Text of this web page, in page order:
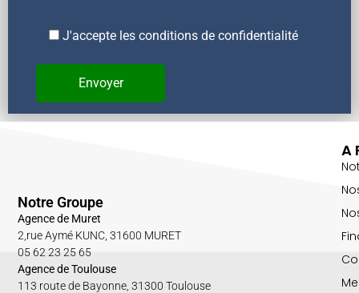
J'accepte les conditions de confidentialité
A
Notre Groupe
Agence de Muret
2,rue Aymé KUNC, 31600 MURET
05 62 23 25 65
Agence de Toulouse
113 route de Bayonne, 31300 Toulouse